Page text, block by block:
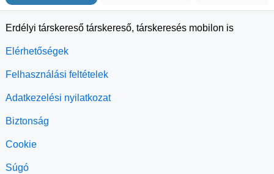
Erdélyi társkereső társkereső, társkeresés mobilon is
Elérhetőségek
Felhasználási feltételek
Adatkezelési nyilatkozat
Biztonság
Cookie
Súgó